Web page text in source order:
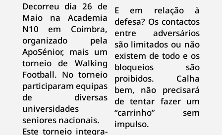
Decorreu dia 26 de
Maio na Academia
N10 em Coimbra,
organizado pela
ApoSénior, mais um
torneio de Walking
Football. No torneio
participaram equipas
de diversas
universidades
seniores nacionais.
Este torneio integra-
E em relação à
defesa? Os contactos
entre adversários
são limitados ou não
existem de todo e os
bloqueios são
proibidos. Calha
bem, não precisará
de tentar fazer um
“carrinho” sem
impulso.